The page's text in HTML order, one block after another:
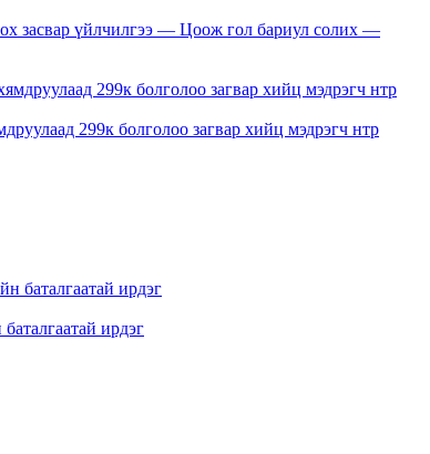
засвар үйлчилгээ — Цоож гол бариул солих —
299к болголоо загвар хийц мэдрэгч нтр
ирдэг